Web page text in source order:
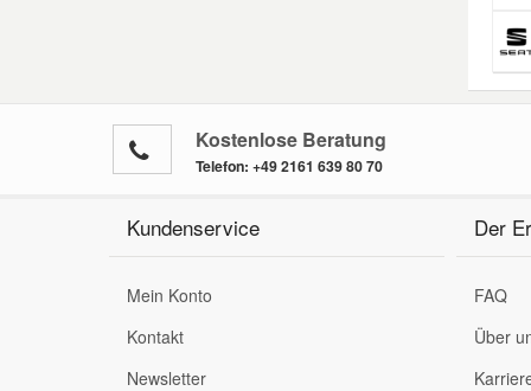
Kostenlose Beratung
Telefon: +49 2161 639 80 70
Kundenservice
Mein Konto
Kontakt
Newsletter
Der
FAQ
Über